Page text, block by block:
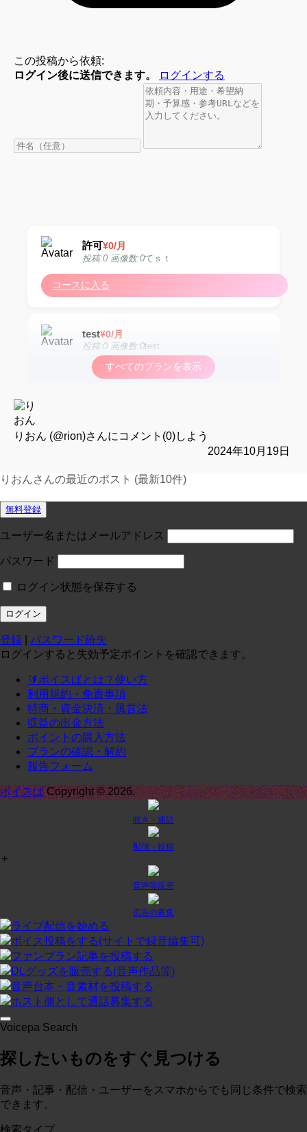
この投稿から依頼:
ログイン後に送信できます。
ログインする
許可¥0/月
投稿:0 画像数:0てｓｔ
コースに入る
test¥0/月
投稿:0 画像数:0test
コースに入る
投稿:0 画像数:0 test
コースに入る
定期1-1¥0/月
投稿:0 画像数:0
コースに入る
投稿:0 画像数:0てｓｔ
テスト
プラン２¥0/月
投稿:0 画像数:0テスト
コースに入る
投稿:0 画像数:0概略
すべてのプランを表示
りおん (@rion)さんにコメント(0)しよう
2024年10月19日
りおんさんの最近のポスト (最新10件)
無料登録
ユーザー名またはメールアドレス
パスワード
ログイン状態を保存する
登録
パスワード紛失
ログインすると失効予定ポイントを確認できます。
🔰ボイスぱとは？使い方
利用規約・免責事項
特商・資金決済・風営法
収益の出金方法
ポイントの購入方法
プランの確認・解約
報告フォーム
ボイスぱCopyright © 2026.
呟き・通話
配信・投稿
+
音声等販売
広告の募集
ライブ配信を始める
ボイス投稿をする(サイトで録音編集可)
ファンプラン記事を投稿する
DLグッズを販売する(音声作品等)
音声台本・音素材を投稿する
ホスト側として通話募集する
Voicepa Search
探したいものをすぐ見つける
音声・記事・配信・ユーザーをスマホからでも同じ条件で検索
できます。
検索タイプ